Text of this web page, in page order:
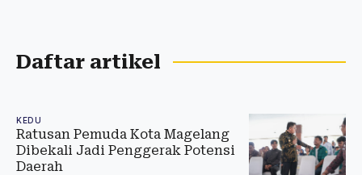
Daftar artikel
KEDU
Ratusan Pemuda Kota Magelang
Dibekali Jadi Penggerak Potensi
Daerah